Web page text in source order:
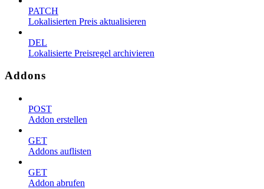
PATCH
Lokalisierten Preis aktualisieren
DEL
Lokalisierte Preisregel archivieren
Addons
POST
Addon erstellen
GET
Addons auflisten
GET
Addon abrufen